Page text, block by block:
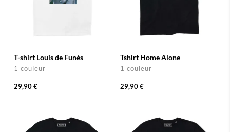
T-shirt Louis de Funès
1 couleur
29,90 €
Tshirt Home Alone
1 couleur
29,90 €